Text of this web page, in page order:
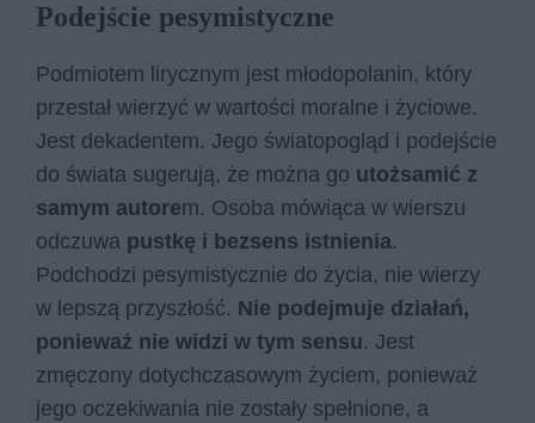
Podejście pesymistyczne
Podmiotem lirycznym jest młodopolanin, który
przestał wierzyć w wartości moralne i życiowe.
Jest dekadentem. Jego światopogląd i podejście
do świata sugerują, że można go utożsamić z
samym autorem. Osoba mówiąca w wierszu
odczuwa pustkę i bezsens istnienia.
Podchodzi pesymistycznie do życia, nie wierzy
w lepszą przyszłość. Nie podejmuje działań,
ponieważ nie widzi w tym sensu. Jest
zmęczony dotychczasowym życiem, ponieważ
jego oczekiwania nie zostały spełnione, a